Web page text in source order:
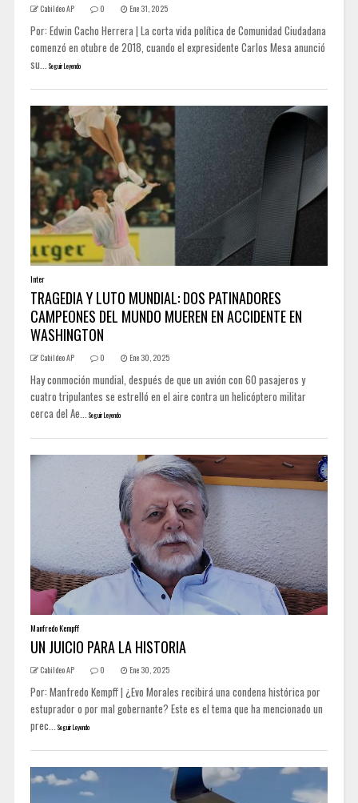
Cabildeo AP 0 Ene 31, 2025
Por: Edwin Cacho Herrera | La corta vida política de Comunidad Ciudadana
comenzó en otubre de 2018, cuando el expresidente Carlos Mesa anunció
su... Seguir Leyendo
Inter
TRAGEDIA Y LUTO MUNDIAL: DOS PATINADORES
CAMPEONES DEL MUNDO MUEREN EN ACCIDENTE EN
WASHINGTON
Cabildeo AP 0 Ene 30, 2025
Hay conmoción mundial, después de que un avión con 60 pasajeros y
cuatro tripulantes se estrelló en el aire contra un helicóptero militar
cerca del Ae... Seguir Leyendo
Manfredo Kempff
UN JUICIO PARA LA HISTORIA
Cabildeo AP 0 Ene 30, 2025
Por: Manfredo Kempff | ¿Evo Morales recibirá una condena histórica por
estuprador o por mal gobernante? Este es el tema que ha mencionado un
prec... Seguir Leyendo